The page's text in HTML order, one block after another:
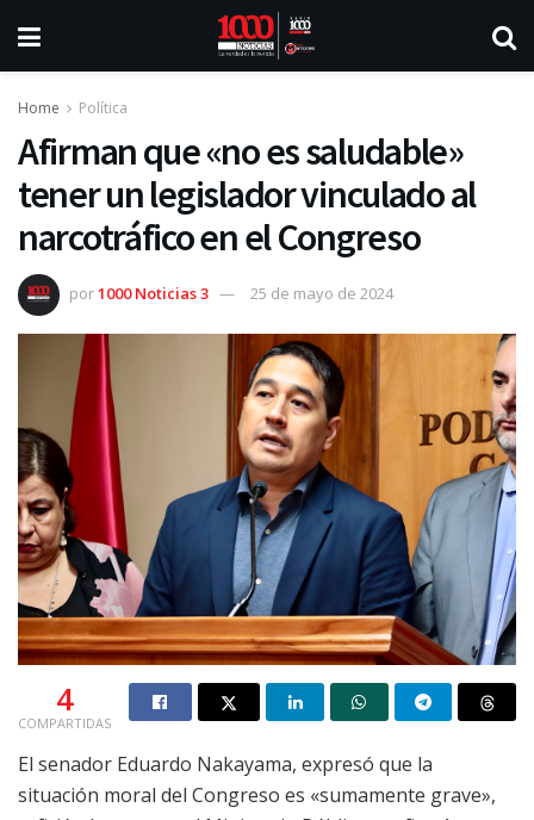
Home Política
Afirman que «no es saludable»
tener un legislador vinculado al
narcotráfico en el Congreso
por1000 Noticias 3 25 de mayo de 2024
4
COMPARTIDAS
El senador Eduardo Nakayama, expresó que la
situación moral del Congreso es «sumamente grave»,